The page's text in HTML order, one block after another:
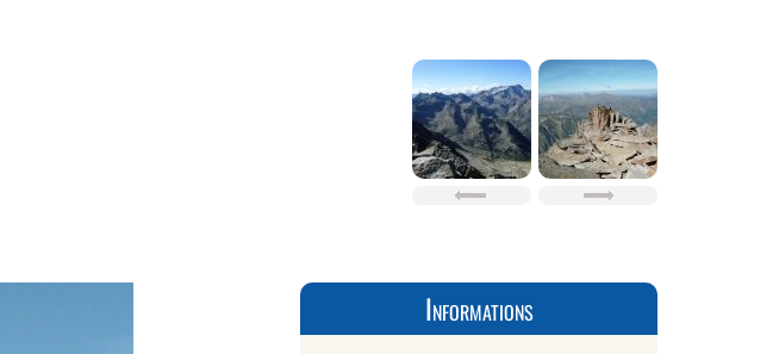
Informations